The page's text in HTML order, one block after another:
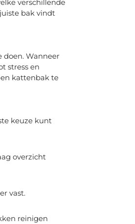
verschillende
bak vindt
doen. Wanneer
stress en
kattenbak te
keuze kunt
overzicht
vast.
reinigen